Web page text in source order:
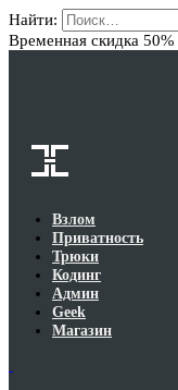
Найти:
Временная скидка 50%
Взлом
Приватность
Трюки
Кодинг
Админ
Geek
Магазин